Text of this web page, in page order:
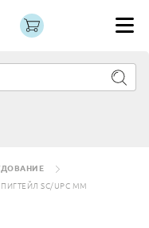
SC/UPC MM